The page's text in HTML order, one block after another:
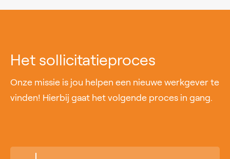
Het sollicitatieproces
Onze missie is jou helpen een nieuwe werkgever te
vinden! Hierbij gaat het volgende proces in gang.